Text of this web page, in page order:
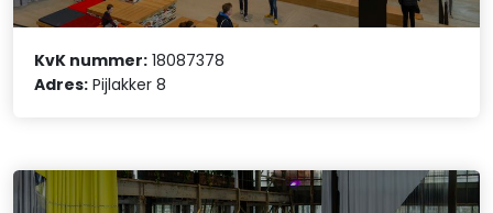
KvK nummer: 18087378
Adres: Pijlakker 8